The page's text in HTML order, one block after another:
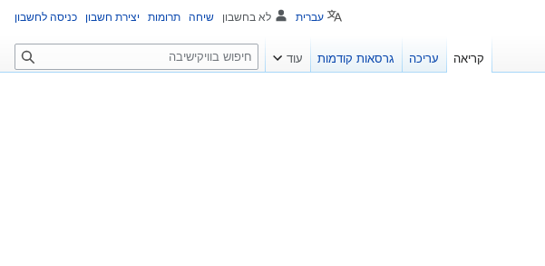
עברית לא בחשבון שיחה תרומות יצירת חשבון כניסה לחשבון
קריאה עריכה גרסאות קודמות עוד
ח
י